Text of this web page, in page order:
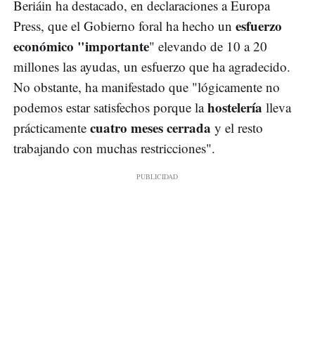
Beriáin ha destacado, en declaraciones a Europa
Press, que el Gobierno foral ha hecho un esfuerzo
económico "importante" elevando de 10 a 20
millones las ayudas, un esfuerzo que ha agradecido.
No obstante, ha manifestado que "lógicamente no
podemos estar satisfechos porque lahostelería lleva
prácticamente cuatro meses cerrada y el resto
trabajando con muchas restricciones".